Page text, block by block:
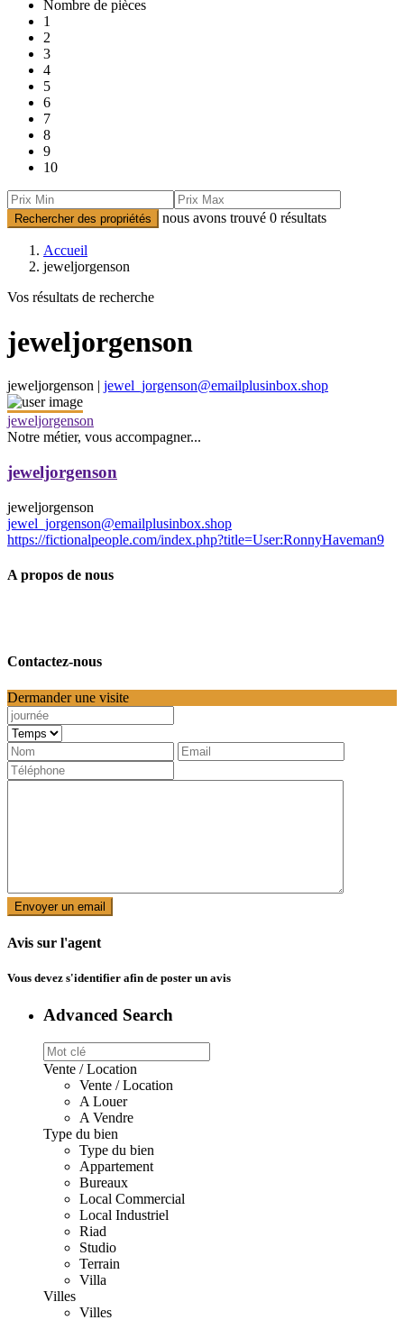
Nombre de pièces
1
2
3
4
5
6
7
8
9
10
Rechercher des propriétés nous avons trouvé 0 résultats
Accueil
jeweljorgenson
Vos résultats de recherche
jeweljorgenson
jeweljorgenson | jewel_jorgenson@emailplusinbox.shop
jeweljorgenson
Notre métier, vous accompagner...
jeweljorgenson
jeweljorgenson
jewel_jorgenson@emailplusinbox.shop
https://fictionalpeople.com/index.php?title=User:RonnyHaveman9
A propos de nous
Contactez-nous
Dermander une visite
Avis sur l'agent
Vous devez s'identifier afin de poster un avis
Advanced Search
Vente / Location
Vente / Location
A Louer
A Vendre
Type du bien
Type du bien
Appartement
Bureaux
Local Commercial
Local Industriel
Riad
Studio
Terrain
Villa
Villes
Villes